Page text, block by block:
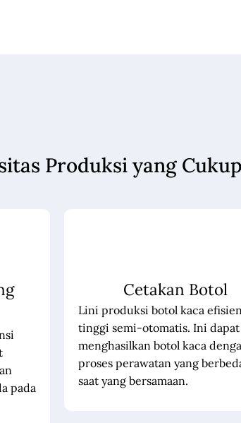
Produksi yang Cukup
pada
Cetakan Botol
Lini produksi botol kaca
tinggi semi-otomatis. Ini dapat
menghasilkan botol kaca
proses perawatan yang
saat yang bersamaan.